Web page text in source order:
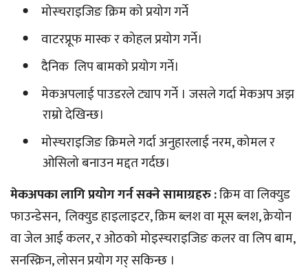
मोस्चराइजिङ क्रिम को प्रयोग गर्ने
वाटरप्रूफ मास्क र कोहल प्रयोग गर्ने।
दैनिक लिप बामको प्रयोग गर्ने।
मेकअपलाई पाउडरले ट्याप गर्ने । जसले गर्दा मेकअप अझ
राम्रो देखिन्छ।
मोस्चराइजिङ क्रिमले गर्दा अनुहारलाई नरम, कोमल र
ओसिलो बनाउन मद्दत गर्दछ।
मेकअपका लागि प्रयोग गर्न सक्ने सामाग्रहरु :क्रिम वा लिक्युड
फाउन्डेसन, लिक्युड हाइलाइटर, क्रिम ब्लश वा मूस ब्लश, क्रेयोन
वा जेल आई कलर, र ओठको मोइस्चराइजिङ कलर वा लिप बाम,
सनस्क्रिन, लोसन प्रयोग गर् सकिन्छ ।